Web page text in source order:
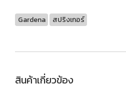
Gardena สปริงเกอร์
สินค้าเกี่ยวข้อง